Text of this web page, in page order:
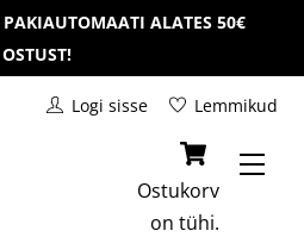
PAKIAUTOMAATI ALATES 50€
OSTUST!
Logi sisse Lemmikud
Ostukorv
on tühi.